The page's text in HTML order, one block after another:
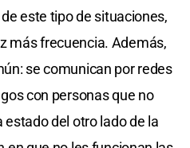
este tipo de situaciones,
más frecuencia. Además,
se comunican por redes
con personas que no
estado del otro lado de la